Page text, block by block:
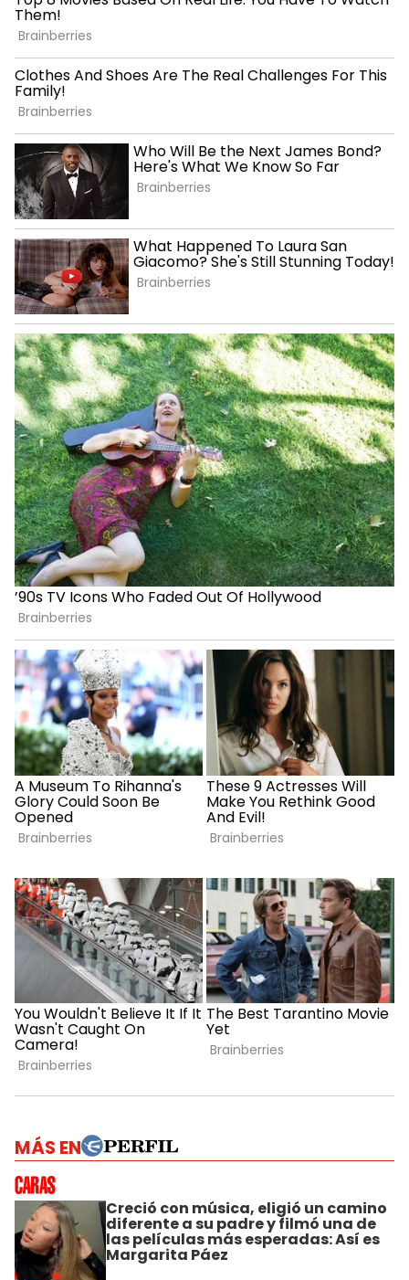
MÁS EN
Creció con música, eligió un camino
diferente a su padre y filmó una de
las películas más esperadas: Así es
Margarita Páez